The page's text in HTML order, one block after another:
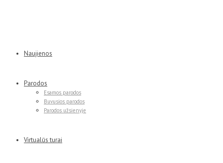
Naujienos
Parodos
Esamos parodos
Buvusios parodos
Parodos užsienyje
Virtualūs turai